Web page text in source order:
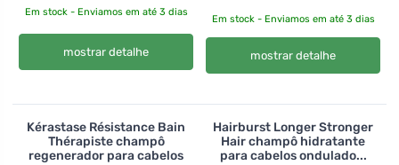
Em stock - Enviamos em até 3 dias
mostrar detalhe
Em stock - Enviamos em até 3 dias
mostrar detalhe
Kérastase Résistance Bain
Thérapiste champô
regenerador para cabelos
Hairburst Longer Stronger
Hair champô hidratante
para cabelos ondulado...